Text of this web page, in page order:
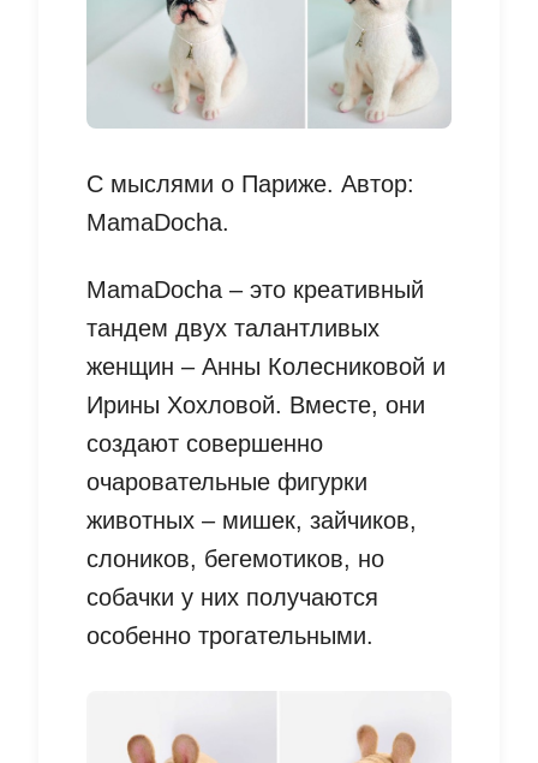
С мыслями о Париже. Автор:
MamaDocha.
MamaDocha – это креативный
тандем двух талантливых
женщин – Анны Колесниковой и
Ирины Хохловой. Вместе, они
создают совершенно
очаровательные фигурки
животных – мишек, зайчиков,
слоников, бегемотиков, но
собачки у них получаются
особенно трогательными.